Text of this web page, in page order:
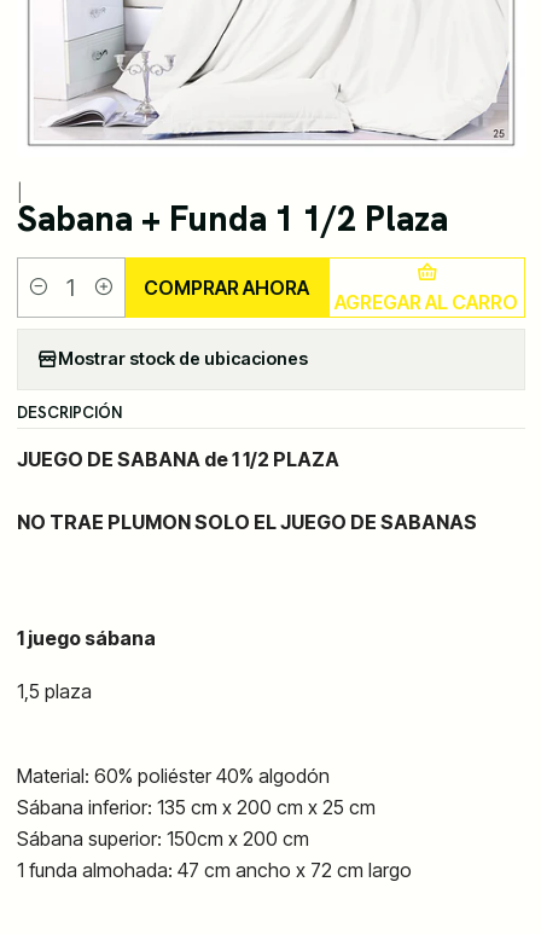
Sabana + Funda 1 1/2 Plaza
Cantidad AGREGAR AL CARRO
COMPRAR AHORA
Mostrar stock de ubicaciones
DESCRIPCIÓN
JUEGO DE SABANA de 1 1/2 PLAZA
NO TRAE PLUMON SOLO EL JUEGO DE SABANAS
1 juego sábana
1,5 plaza
Material: 60% poliéster40% algodón
Sábana inferior: 135 cm x 200 cm x 25 cm
Sábana superior: 150cm x 200 cm
1 funda almohada: 47 cm ancho x 72 cm largo